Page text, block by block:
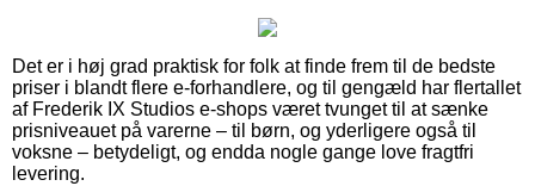
Det er i høj grad praktisk for folk at finde frem til de bedste
priser i blandt flere e-forhandlere, og til gengæld har flertallet
af Frederik IX Studios e-shops været tvunget til at sænke
prisniveauet på varerne – til børn, og yderligere også til
voksne – betydeligt, og endda nogle gange love fragtfri
levering.